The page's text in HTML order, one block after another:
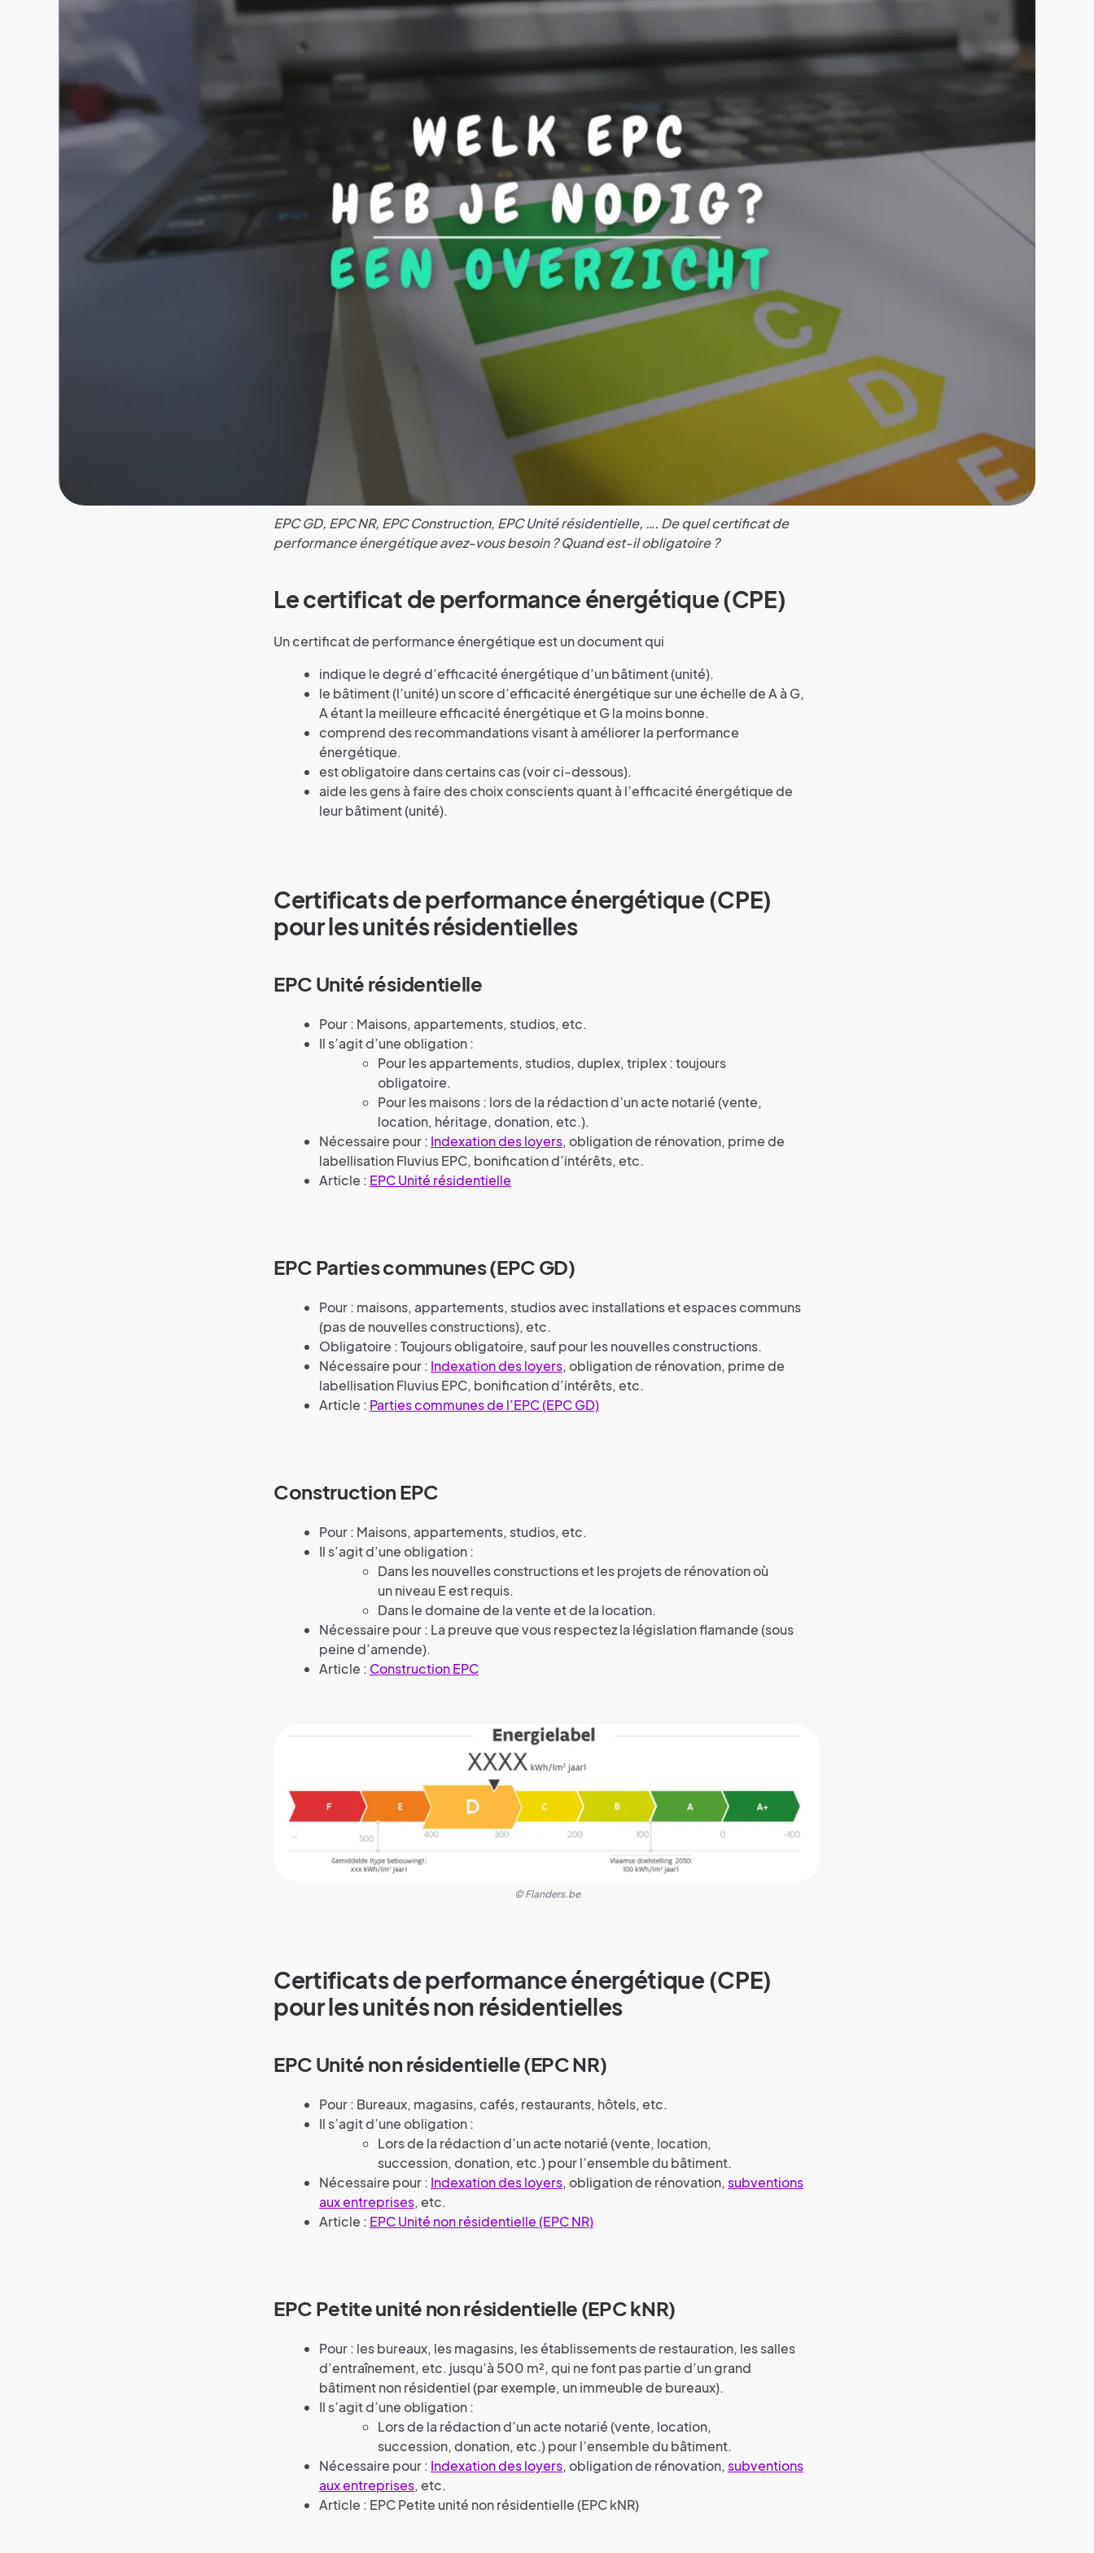
EPC GD, EPC NR, EPC Construction, EPC Unité résidentielle, …. De quel certificat de
performance énergétique avez-vous besoin ? Quand est-il obligatoire ?
Le certificat de performance énergétique (CPE)
Un certificat de performance énergétique est un document qui
indique le degré d’efficacité énergétique d’un bâtiment (unité).
le bâtiment (l’unité) un score d’efficacité énergétique sur une échelle de A à G,
A étant la meilleure efficacité énergétique et G la moins bonne.
comprend des recommandations visant à améliorer la performance
énergétique.
est obligatoire dans certains cas (voir ci-dessous).
aide les gens à faire des choix conscients quant à l’efficacité énergétique de
leur bâtiment (unité).
Certificats de performance énergétique (CPE)
pour les unités résidentielles
EPC Unité résidentielle
Pour : Maisons, appartements, studios, etc.
Il s’agit d’une obligation :
Pour les appartements, studios, duplex, triplex : toujours
obligatoire.
Pour les maisons : lors de la rédaction d’un acte notarié (vente,
location, héritage, donation, etc.).
Nécessaire pour : Indexation des loyers, obligation de rénovation, prime de
labellisation Fluvius EPC, bonification d’intérêts, etc.
Article : EPC Unité résidentielle
EPC Parties communes (EPC GD)
Pour : maisons, appartements, studios avec installations et espaces communs
(pas de nouvelles constructions), etc.
Obligatoire : Toujours obligatoire, sauf pour les nouvelles constructions.
Nécessaire pour : Indexation des loyers, obligation de rénovation, prime de
labellisation Fluvius EPC, bonification d’intérêts, etc.
Article : Parties communes de l’EPC (EPC GD)
Construction EPC
Pour : Maisons, appartements, studios, etc.
Il s’agit d’une obligation :
Dans les nouvelles constructions et les projets de rénovation où
un niveau E est requis.
Dans le domaine de la vente et de la location.
Nécessaire pour : La preuve que vous respectez la législation flamande (sous
peine d’amende).
Article : Construction EPC
© Flanders.be
Certificats de performance énergétique (CPE)
pour les unités non résidentielles
EPC Unité non résidentielle (EPC NR)
Pour : Bureaux, magasins, cafés, restaurants, hôtels, etc.
Il s’agit d’une obligation :
Lors de la rédaction d’un acte notarié (vente, location,
succession, donation, etc.) pour l’ensemble du bâtiment.
Nécessaire pour : Indexation des loyers, obligation de rénovation,subventions
aux entreprises, etc.
Article : EPC Unité non résidentielle (EPC NR)
EPC Petite unité non résidentielle (EPC kNR)
Pour : les bureaux, les magasins, les établissements de restauration, les salles
d’entraînement, etc. jusqu’à 500 m², qui ne font pas partie d’un grand
bâtiment non résidentiel (par exemple, un immeuble de bureaux).
Il s’agit d’une obligation :
Lors de la rédaction d’un acte notarié (vente, location,
succession, donation, etc.) pour l’ensemble du bâtiment.
Nécessaire pour : Indexation des loyers, obligation de rénovation,subventions
aux entreprises, etc.
Article : EPC Petite unité non résidentielle (EPC kNR)